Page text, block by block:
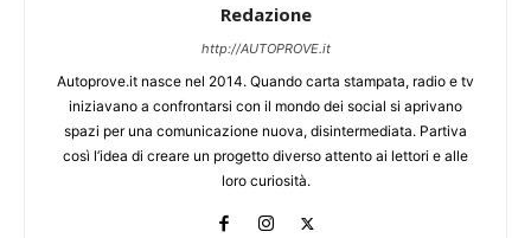
Redazione
http://AUTOPROVE.it
Autoprove.it nasce nel 2014. Quando carta stampata, radio e tv
iniziavano a confrontarsi con il mondo dei social si aprivano
spazi per una comunicazione nuova, disintermediata. Partiva
così l’idea di creare un progetto diverso attento ai lettori e alle
loro curiosità.